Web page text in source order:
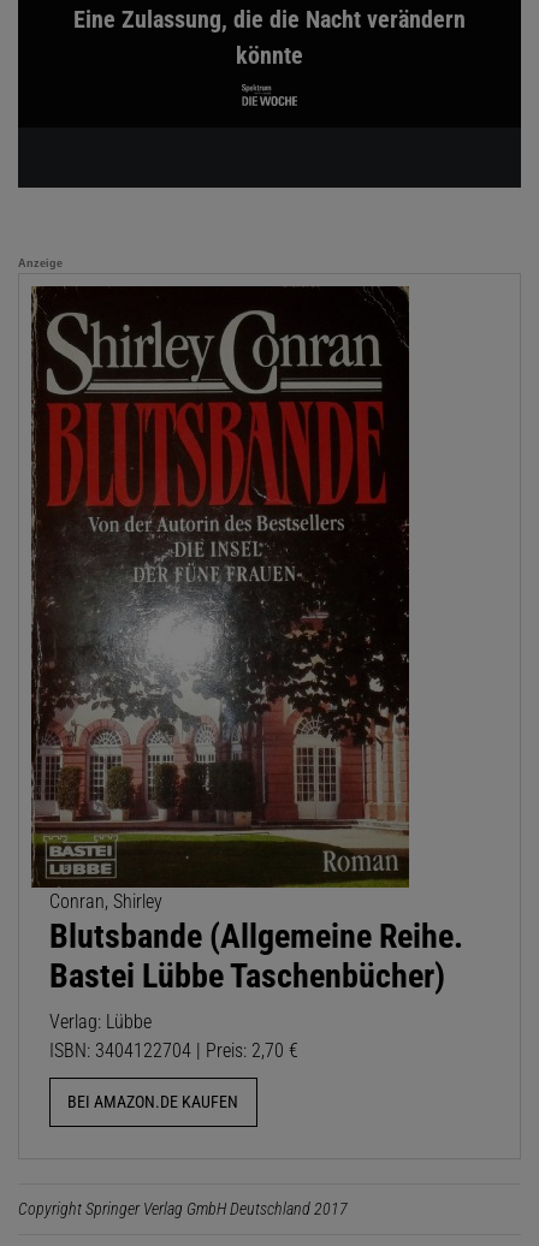
Eine Zulassung, die die Nacht verändern
könnte
Anzeige
Conran, Shirley
Blutsbande (Allgemeine Reihe.
Bastei Lübbe Taschenbücher)
Verlag: Lübbe
ISBN: 3404122704 | Preis: 2,70 €
BEI AMAZON.DE KAUFEN
Copyright Springer Verlag GmbH Deutschland 2017